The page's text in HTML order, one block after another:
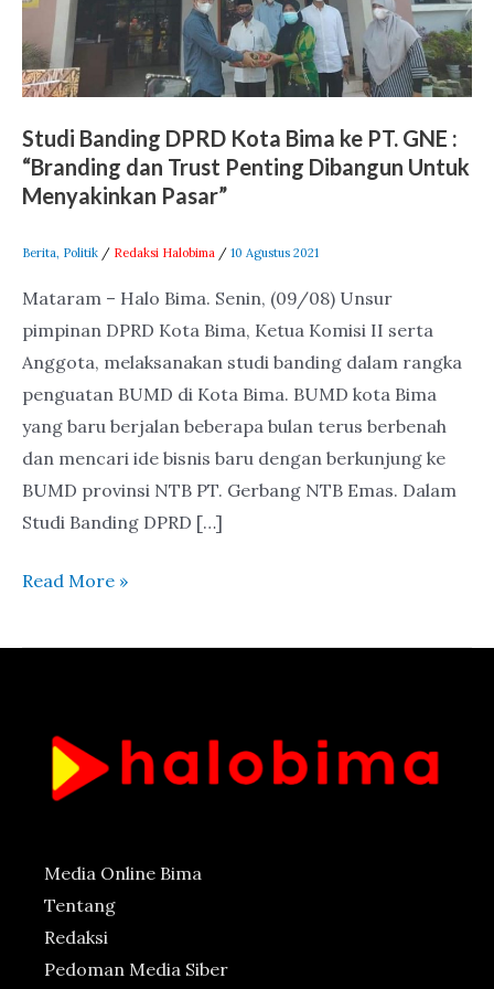
Studi Banding DPRD Kota Bima ke PT. GNE :
“Branding dan Trust Penting Dibangun Untuk
Menyakinkan Pasar”
Berita, Politik / Redaksi Halobima / 10 Agustus 2021
Mataram – Halo Bima. Senin, (09/08) Unsur
pimpinan DPRD Kota Bima, Ketua Komisi II serta
Anggota, melaksanakan studi banding dalam rangka
penguatan BUMD di Kota Bima. BUMD kota Bima
yang baru berjalan beberapa bulan terus berbenah
dan mencari ide bisnis baru dengan berkunjung ke
BUMD provinsi NTB PT. Gerbang NTB Emas. Dalam
Studi Banding DPRD […]
“Branding
dan
Trust
Penting
Dibangun
Menyakinkan
Read More »
Media Online Bima
Tentang
Redaksi
Pedoman Media Siber